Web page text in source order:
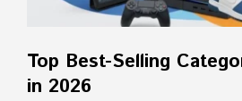
Top Best-Selling
in 2026